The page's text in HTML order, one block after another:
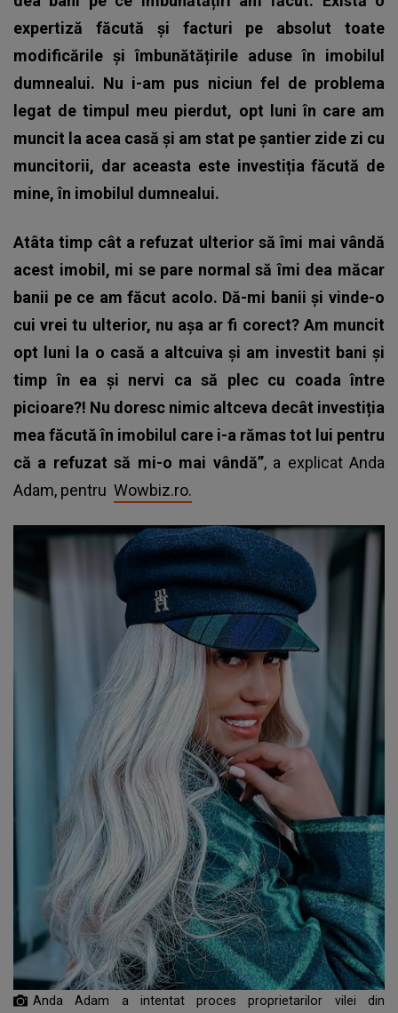
expertiză făcută și facturi pe absolut toate
modificările și îmbunătățirile aduse în imobilul
dumnealui. Nu i-am pus niciun fel de problema
legat de timpul meu pierdut, opt luni în care am
muncit la acea casă și am stat pe șantier zide zi cu
muncitorii, dar aceasta este investiția făcută de
mine, în imobilul dumnealui.
Atâta timp cât a refuzat ulterior să îmi mai vândă
acest imobil, mi se pare normal să îmi dea măcar
banii pe ce am făcut acolo. Dă-mi banii și vinde-o
cui vrei tu ulterior, nu așa ar fi corect? Am muncit
opt luni la o casă a altcuiva și am investit bani și
timp în ea și nervi ca să plec cu coada între
picioare?! Nu doresc nimic altceva decât investiția
mea făcută în imobilul care i-a rămas tot lui pentru
că a refuzat să mi-o mai vândă”, a explicat Anda
Adam, pentru Wowbiz.ro.
Anda Adam a intentat proces proprietarilor vilei din